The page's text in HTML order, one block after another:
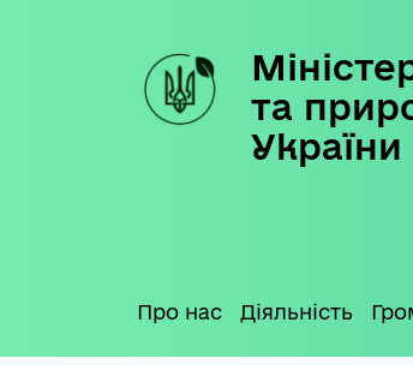
та
України
Про нас Діяльність